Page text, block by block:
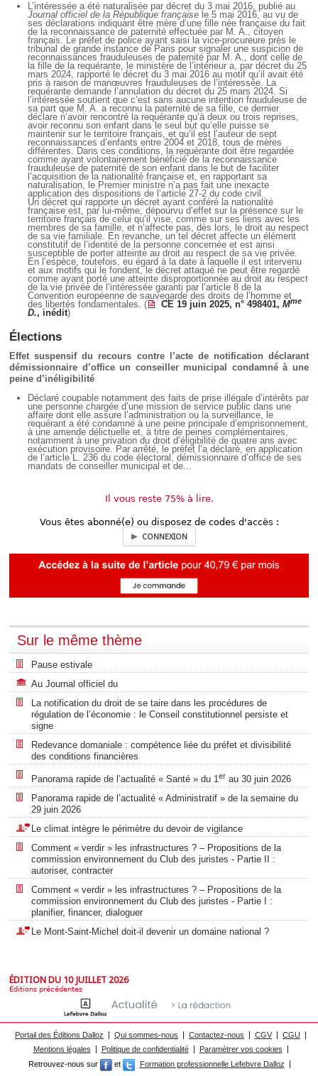
L’intéressée a été naturalisée par décret du 3 mai 2016, publié au
Journal officiel de la République française le 5 mai 2016, au vu de
ses déclarations indiquant être mère d’une fille née française du fait
de la reconnaissance de paternité effectuée par M. A., citoyen
français. Le préfet de police ayant saisi la vice-procureure près le
tribunal de grande instance de Paris pour signaler une suspicion de
reconnaissances frauduleuses de paternité par M. A., dont celle de
la fille de la requérante, le ministère de l’intérieur a, par décret du 25
mars 2024, rapporté le décret du 3 mai 2016 au motif qu’il avait été
pris à raison de manœuvres frauduleuses de l’intéressée. La
requérante demande l’annulation du décret du 25 mars 2024. Si
l’intéressée soutient que c’est sans aucune intention frauduleuse de
sa part que M. A. a reconnu la paternité de sa fille, ce dernier
déclare n’avoir rencontré la requérante qu’à deux ou trois reprises,
avoir reconnu son enfant dans le seul but qu’elle puisse se
maintenir sur le territoire français, et qu’il est l’auteur de sept
reconnaissances d’enfants entre 2004 et 2018, tous de mères
différentes. Dans ces conditions, la requérante doit être regardée
comme ayant volontairement bénéficié de la reconnaissance
frauduleuse de paternité de son enfant dans le but de faciliter
l’acquisition de la nationalité française et, en rapportant sa
naturalisation, le Premier ministre n’a pas fait une inexacte
application des dispositions de l’article 27-2 du code civil.
Un décret qui rapporte un décret ayant conféré la nationalité
française est, par lui-même, dépourvu d’effet sur la présence sur le
territoire français de celui qu’il vise, comme sur ses liens avec les
membres de sa famille, et n’affecte pas, dès lors, le droit au respect
de sa vie familiale. En revanche, un tel décret affecte un élément
constitutif de l’identité de la personne concernée et est ainsi
susceptible de porter atteinte au droit au respect de sa vie privée.
En l’espèce, toutefois, eu égard à la date à laquelle il est intervenu
et aux motifs qui le fondent, le décret attaqué ne peut être regardé
comme ayant porté une atteinte disproportionnée au droit au respect
de la vie privée de l’intéressée garanti par l’article 8 de la
Convention européenne de sauvegarde des droits de l’homme et
des libertés fondamentales. (
CE 19 juin 2025, n° 498401,Mme
D., inédit)
Élections
Effet suspensif du recours contre l’acte de notification déclarant
démissionnaire d’office un conseiller municipal condamné à une
peine d’inéligibilité
Déclaré coupable notamment des faits de prise illégale d’intérêts par
une personne chargée d’une mission de service public dans une
affaire dont elle assure l’administration ou la surveillance, le
requérant a été condamné à une peine principale d’emprisonnement,
à une amende délictuelle et, à titre de peines complémentaires,
notamment à une privation du droit d’éligibilité de quatre ans avec
exécution provisoire. Par arrêté, le préfet l’a déclaré, en application
de l’article L. 236 du code électoral, démissionnaire d’office de ses
mandats de conseiller municipal et de...
Il vous reste 75% à lire.
Vous êtes abonné(e) ou disposez de codes d'accès :
CONNEXION
Sur le même thème
Pause estivale
Au Journal officiel du
La notification du droit de se taire dans les procédures de
régulation de l’économie : le Conseil constitutionnel persiste et
signe
Redevance domaniale : compétence liée du préfet et divisibilité
des conditions financières
Panorama rapide de l’actualité « Santé » du 1 er au 30 juin 2026
Panorama rapide de l’actualité « Administratif » de la semaine du
29 juin 2026
Le climat intègre le périmètre du devoir de vigilance
Comment « verdir » les infrastructures ? – Propositions de la
commission environnement du Club des juristes - Partie II :
autoriser, contracter
Comment « verdir » les infrastructures ? – Propositions de la
commission environnement du Club des juristes - Partie I :
planifier, financer, dialoguer
Le Mont-Saint-Michel doit-il devenir un domaine national ?
ÉDITION DU 10 JUILLET 2026
Éditions précédentes
Portail des Éditions Dalloz Qui sommes-nous Contactez-nous CGV
CGU
Mentions légales
Politique de confidentialité
Paramétrer vos cookies
Retrouvez-nous sur
et Formation professionnelle Lefebvre Dalloz